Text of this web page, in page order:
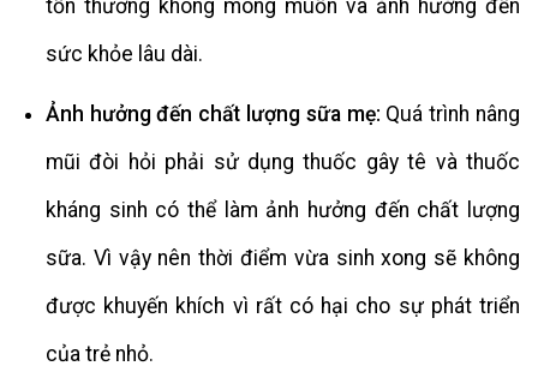
tổn thương không mong muốn và ảnh hưởng đến
sức khỏe lâu dài.
Ảnh hưởng đến chất lượng sữa mẹ: Quá trình nâng
mũi đòi hỏi phải sử dụng thuốc gây tê và thuốc
kháng sinh có thể làm ảnh hưởng đến chất lượng
sữa. Vì vậy nên thời điểm vừa sinh xong sẽ không
được khuyến khích vì rất có hại cho sự phát triển
của trẻ nhỏ.